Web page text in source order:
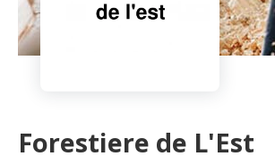
ESPACE PRO
Forestiere de L'Est